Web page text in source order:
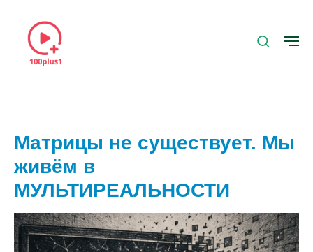
Матрицы не существует. Мы
живём в
МУЛЬТИРЕАЛЬНОСТИ